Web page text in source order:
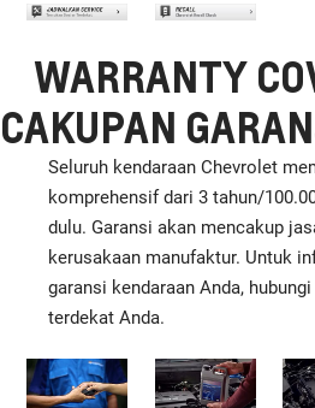
WARRANTY
CAKUPAN
Seluruh kendaraan Chevrolet
komprehensif dari 3 tahun/
dulu. Garansi akan mencakup
kerusakaan manufaktur. Untuk
garansi kendaraan Anda,
terdekat Anda.